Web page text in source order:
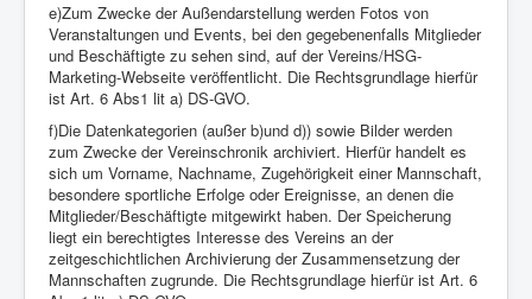
e)Zum Zwecke der Außendarstellung werden Fotos von
Veranstaltungen und Events, bei den gegebenenfalls Mitglieder
und Beschäftigte zu sehen sind, auf der Vereins/HSG-
Marketing-Webseite veröffentlicht. Die Rechtsgrundlage hierfür
ist Art. 6 Abs1 lit a) DS-GVO.
f)Die Datenkategorien (außer b)und d)) sowie Bilder werden
zum Zwecke der Vereinschronik archiviert. Hierfür handelt es
sich um Vorname, Nachname, Zugehörigkeit einer Mannschaft,
besondere sportliche Erfolge oder Ereignisse, an denen die
Mitglieder/Beschäftigte mitgewirkt haben. Der Speicherung
liegt ein berechtigtes Interesse des Vereins an der
zeitgeschichtlichen Archivierung der Zusammensetzung der
Mannschaften zugrunde. Die Rechtsgrundlage hierfür ist Art. 6